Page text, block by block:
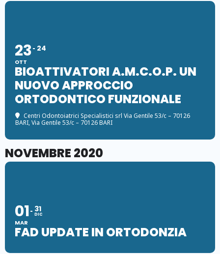
23
OTT
24
BIOATTIVATORI A.M.C.O.P. UN
NUOVO APPROCCIO
ORTODONTICO FUNZIONALE
Centri Odontoiatrici Specialistici srl Via Gentile 53/c – 70126
BARI, Via Gentile 53/c – 70126 BARI
NOVEMBRE 2020
01
MAR
31
DIC
FAD UPDATE IN ORTODONZIA